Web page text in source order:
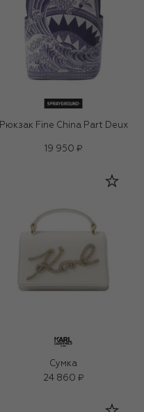
Рюкзак Fine China Part Deux
19 950 ₽
Сумка
24 860 ₽